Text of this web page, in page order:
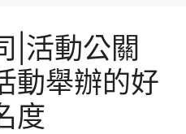
|活動公關
動舉辦的好
度